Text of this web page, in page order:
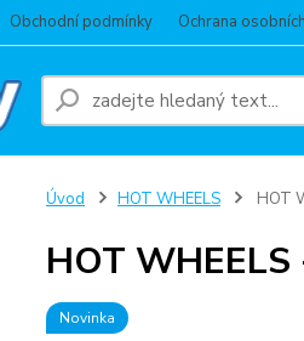
Obchodní podmínky Ochrana
Úvod HOT WHEELS HOT
HOT
Novinka